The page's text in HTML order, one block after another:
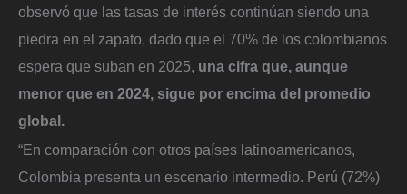
observó que las tasas de interés continúan siendo una
piedra en el zapato, dado que el 70% de los colombianos
espera que suban en 2025, una cifra que, aunque
menor que en 2024, sigue por encima del promedio
global.
“En comparación con otros países latinoamericanos,
Colombia presenta un escenario intermedio. Perú (72%)